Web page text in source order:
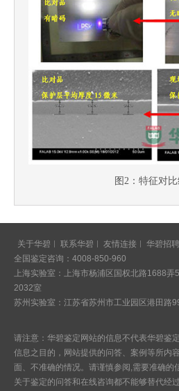
图2：特征对
关于华碧 联系华碧 友情连接 华碧招聘
全国鉴定咨询：4008-850-960
上海实验室：上海市杨浦区国权北路1688弄
2032室
苏州实验室：江苏省苏州市工业园区港田路
请注意：华碧鉴定网站的信息不代表华碧鉴
信息之目的，网站提供的问答、案例等所内
面、不准确的情况。请谨慎参阅,需要准确
关于鉴定的问答和在线咨询都不能够替代经